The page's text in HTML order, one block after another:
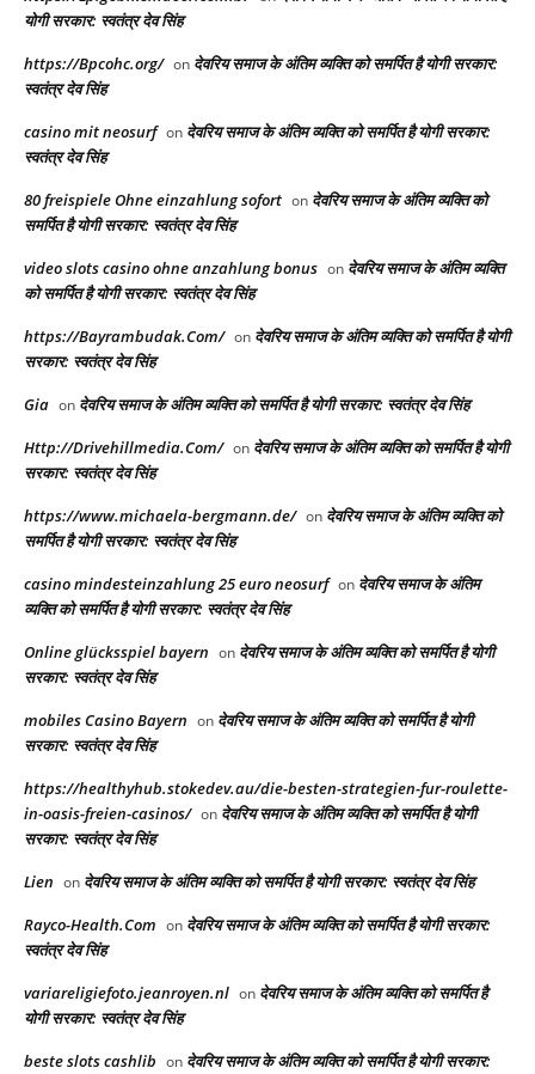
योगी सरकार: स्वतंत्र देव सिंह
https://Bpcohc.org/ on देवरिय समाज के अंतिम व्यक्ति को समर्पित है योगी सरकार:
स्वतंत्र देव सिंह
casino mit neosurf on देवरिय समाज के अंतिम व्यक्ति को समर्पित है योगी सरकार:
स्वतंत्र देव सिंह
80 freispiele Ohne einzahlung sofort on देवरिय समाज के अंतिम व्यक्ति को
समर्पित है योगी सरकार: स्वतंत्र देव सिंह
video slots casino ohne anzahlung bonus on देवरिय समाज के अंतिम व्यक्ति
को समर्पित है योगी सरकार: स्वतंत्र देव सिंह
https://Bayrambudak.Com/ on देवरिय समाज के अंतिम व्यक्ति को समर्पित है योगी
सरकार: स्वतंत्र देव सिंह
Gia on देवरिय समाज के अंतिम व्यक्ति को समर्पित है योगी सरकार: स्वतंत्र देव सिंह
Http://Drivehillmedia.Com/ on देवरिय समाज के अंतिम व्यक्ति को समर्पित है योगी
सरकार: स्वतंत्र देव सिंह
https://www.michaela-bergmann.de/ on देवरिय समाज के अंतिम व्यक्ति को
समर्पित है योगी सरकार: स्वतंत्र देव सिंह
casino mindesteinzahlung 25 euro neosurf on देवरिय समाज के अंतिम
व्यक्ति को समर्पित है योगी सरकार: स्वतंत्र देव सिंह
Online glücksspiel bayern on देवरिय समाज के अंतिम व्यक्ति को समर्पित है योगी
सरकार: स्वतंत्र देव सिंह
mobiles Casino Bayern on देवरिय समाज के अंतिम व्यक्ति को समर्पित है योगी
सरकार: स्वतंत्र देव सिंह
https://healthyhub.stokedev.au/die-besten-strategien-fur-roulette-
in-oasis-freien-casinos/ on देवरिय समाज के अंतिम व्यक्ति को समर्पित है योगी
सरकार: स्वतंत्र देव सिंह
Lien on देवरिय समाज के अंतिम व्यक्ति को समर्पित है योगी सरकार: स्वतंत्र देव सिंह
Rayco-Health.Com on देवरिय समाज के अंतिम व्यक्ति को समर्पित है योगी सरकार:
स्वतंत्र देव सिंह
variareligiefoto.jeanroyen.nl on देवरिय समाज के अंतिम व्यक्ति को समर्पित है
योगी सरकार: स्वतंत्र देव सिंह
beste slots cashlib on देवरिय समाज के अंतिम व्यक्ति को समर्पित है योगी सरकार: